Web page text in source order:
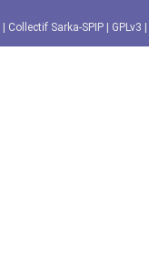
Collectif Sarka-SPIP GPLv3